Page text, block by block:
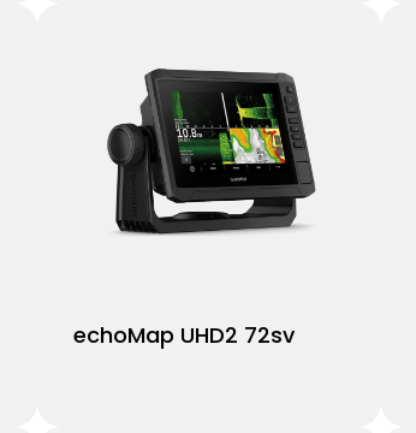
echoMap UHD2 72sv